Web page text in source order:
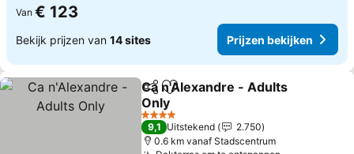
Van € 123
Bekijk prijzen van 14 sites Prijzen bekijken
DelenToevoegen aan favorieten
Ca n'Alexandre - Adults
Only
Prijzen bekijken
4 Sterren
9,1 Uitstekend
2.750
0.6 km vanaf Stadscentrum